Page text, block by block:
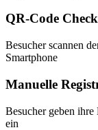
QR-Code
Besucher scannen
Smartphone
Manuelle
Besucher geben
ein